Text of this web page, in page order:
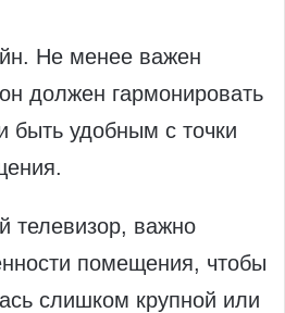
Не менее важен
должен гармонировать
быть удобным с точки
телевизор, важно
помещения, чтобы
слишком крупной или